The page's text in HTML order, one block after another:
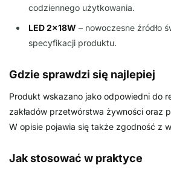
codziennego użytkowania.
LED 2x18W – nowoczesne źródło
specyfikacji produktu.
Gdzie sprawdzi się najlepiej
Produkt wskazano jako odpowiedni do
zakładów przetwórstwa żywności oraz
W opisie pojawia się także zgodność z
Jak stosować w praktyce